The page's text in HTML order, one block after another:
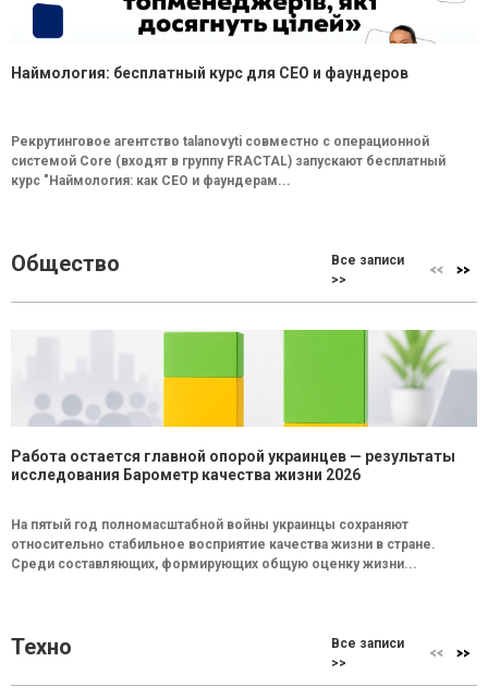
Наймология: бесплатный курс для CEO и фаундеров
Рекрутинговое агентство talanovyti совместно с операционной
системой Core (входят в группу FRACTAL) запускают бесплатный
курс "Наймология: как СEO и фаундерам...
Общество
Все записи
>>
Работа остается главной опорой украинцев — результаты
исследования Барометр качества жизни 2026
На пятый год полномасштабной войны украинцы сохраняют
относительно стабильное восприятие качества жизни в стране.
Среди составляющих, формирующих общую оценку жизни...
Техно
Все записи
>>